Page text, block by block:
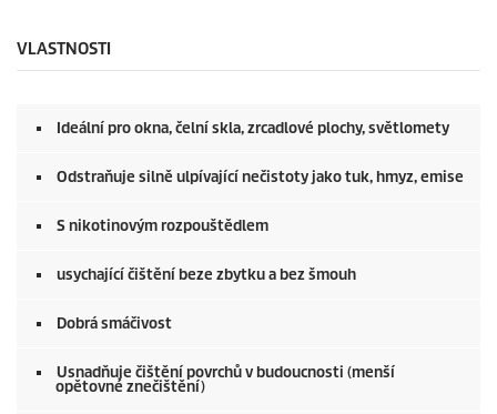
VLASTNOSTI
Ideální pro okna, čelní skla, zrcadlové plochy, světlomety
Odstraňuje silně ulpívající nečistoty jako tuk, hmyz, emise
S nikotinovým rozpouštědlem
usychající čištění beze zbytku a bez šmouh
Dobrá smáčivost
Usnadňuje čištění povrchů v budoucnosti (menší
opětovné znečištění)